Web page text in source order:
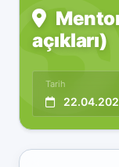
açıkları)
Tarih